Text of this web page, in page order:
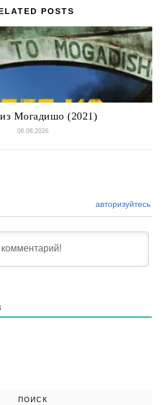
POSTS
Могадишо (2021)
08.08.2026
авторизуйтесь
ПОИСК